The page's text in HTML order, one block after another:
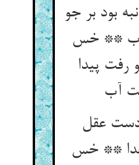
بود بر جو
** خس
رفت پیدا
آب
عقل
** خس